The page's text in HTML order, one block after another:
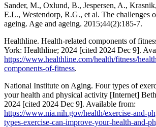
Sander, M., Oxlund, B., Jespersen, A.,
E.L., Westendorp, R.G., et al. The challenges
ageing. Age and ageing. 2015;44(2):185-7.
Healthline. Health-related components of
York: Healthline; 2024 [cited 2024 Dec 9].
https://www.healthline.com/health/fitness/
components-of-fitness.
National Institute on Aging. Four types of
your health and physical activity [Internet]
2024 [cited 2024 Dec 9]. Available from:
https://www.nia.nih.gov/health/exercise-and-
types-exercise-can-improve-your-health-and-